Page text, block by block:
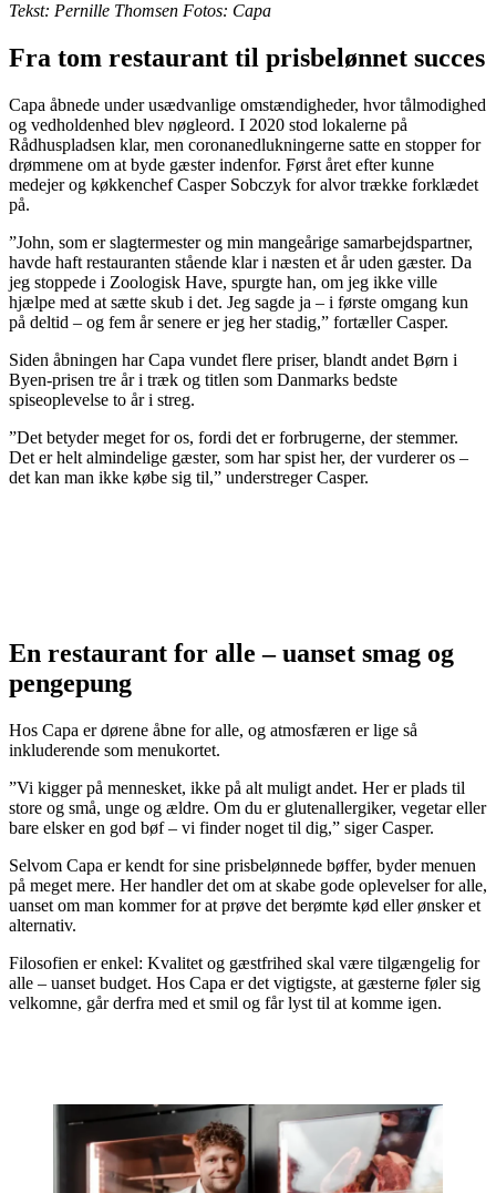
Tekst: Pernille Thomsen Fotos: Capa
Fra tom restaurant til prisbelønnet succes
Capa åbnede under usædvanlige omstændigheder, hvor tålmodighed
og vedholdenhed blev nøgleord. I 2020 stod lokalerne på
Rådhuspladsen klar, men coronanedlukningerne satte en stopper for
drømmene om at byde gæster indenfor. Først året efter kunne
medejer og køkkenchef Casper Sobczyk for alvor trække forklædet
på.
”John, som er slagtermester og min mangeårige samarbejdspartner,
havde haft restauranten stående klar i næsten et år uden gæster. Da
jeg stoppede i Zoologisk Have, spurgte han, om jeg ikke ville
hjælpe med at sætte skub i det. Jeg sagde ja – i første omgang kun
på deltid – og fem år senere er jeg her stadig,” fortæller Casper.
Siden åbningen har Capa vundet flere priser, blandt andet Børn i
Byen-prisen tre år i træk og titlen som Danmarks bedste
spiseoplevelse to år i streg.
”Det betyder meget for os, fordi det er forbrugerne, der stemmer.
Det er helt almindelige gæster, som har spist her, der vurderer os –
det kan man ikke købe sig til,” understreger Casper.
En restaurant for alle – uanset smag og
pengepung
Hos Capa er dørene åbne for alle, og atmosfæren er lige så
inkluderende som menukortet.
”Vi kigger på mennesket, ikke på alt muligt andet. Her er plads til
store og små, unge og ældre. Om du er glutenallergiker, vegetar eller
bare elsker en god bøf – vi finder noget til dig,” siger Casper.
Selvom Capa er kendt for sine prisbelønnede bøffer, byder menuen
på meget mere. Her handler det om at skabe gode oplevelser for alle,
uanset om man kommer for at prøve det berømte kød eller ønsker et
alternativ.
Filosofien er enkel: Kvalitet og gæstfrihed skal være tilgængelig for
alle – uanset budget. Hos Capa er det vigtigste, at gæsterne føler sig
velkomne, går derfra med et smil og får lyst til at komme igen.